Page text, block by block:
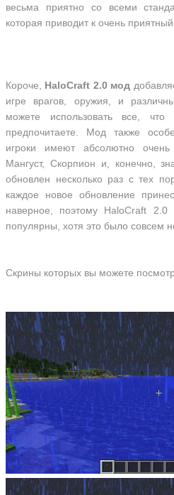
весьма приятно со всеми
которая приводит к очень
Короче, HaloCraft 2.0 мод
игре врагов, оружия, и
можете использовать все,
предпочитаете. Мод также
игроки имеют абсолютно очень
Мангуст, Скорпион и, конечно,
обновлен несколько раз с тех
каждое новое обновление
наверное, поэтому HaloCraft 2.0
популярны, хотя это было совсем
Скрины которых вы можете